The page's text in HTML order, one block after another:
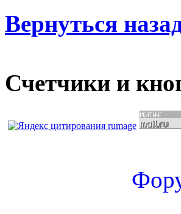
Вернуться
Счетчики и